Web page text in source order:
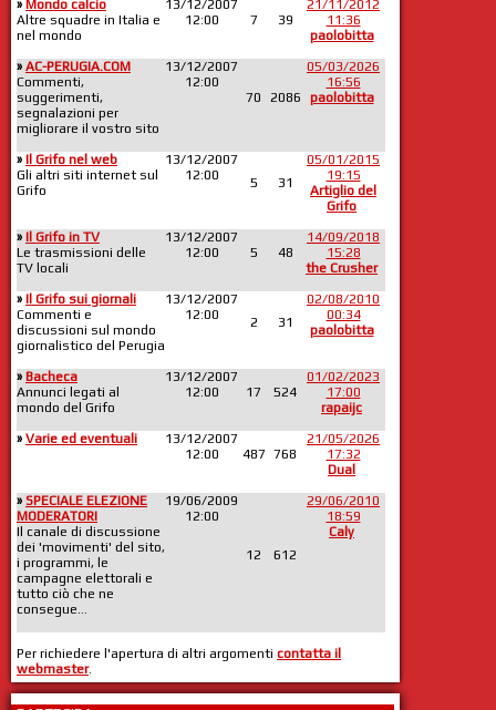
» Mondo calcio
Altre squadre in Italia e
nel mondo
13/12/2007
12:00
7 39
21/11/2012
11:36
paolobitta
» AC-PERUGIA.COM
Commenti,
suggerimenti,
segnalazioni per
migliorare il vostro sito
13/12/2007
12:00
70
2086
05/03/2026
16:56
paolobitta
» Il Grifo nel web
Gli altri siti internet sul
Grifo
13/12/2007
12:00
5 31
05/01/2015
19:15
Artiglio del
Grifo
» Il Grifo in TV
Le trasmissioni delle
TV locali
13/12/2007
12:00
5 48
14/09/2018
15:28
the Crusher
» Il Grifo sui giornali
Commenti e
discussioni sul mondo
giornalistico del Perugia
13/12/2007
12:00
2 31
02/08/2010
00:34
paolobitta
» Bacheca
Annunci legati al
mondo del Grifo
13/12/2007
12:00
17 524
01/02/2023
17:00
rapaijc
» Varie ed eventuali
13/12/2007
12:00
487 768
21/05/2026
17:32
Dual
» SPECIALE ELEZIONE
MODERATORI
Il canale di discussione
dei 'movimenti' del sito,
i programmi, le
campagne elettorali e
tutto ciò che ne
consegue...
19/06/2009
12:00
12 612
29/06/2010
18:59
Caly
Per richiedere l'apertura di altri argomenti contatta il
webmaster.